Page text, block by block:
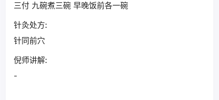
三付 九碗煮三碗 早晚饭前各一碗
针灸处方:
针同前穴
倪师讲解:
-